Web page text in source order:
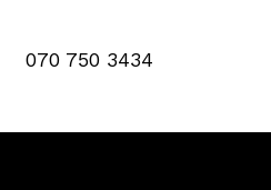
070 750 3434